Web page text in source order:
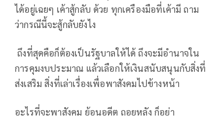
ได้อยู่เฉยๆ เค้าสู้กลับ ด้วย ทุกเครืองมือที่เค้ามี ถาม
ว่ากรณีนี้จะสู้กลับยังไง
ถึงที่สุดคือก็ต้องเป็นรัฐบาลให้ได้ ถึงจะมีอํานาจใน
การคุมงบประมาณ แล้วเลือกให้เงินสนับสนุนกับสิ่งที่
ส่งเสริม สิ่งที่เล่าเรื่องเพื่อพาสังคมไปข้างหน้า
อะไรที่จะพาสังคม ย้อนอดีต ถอยหลัง ก็อย่า